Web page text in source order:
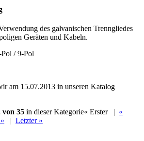
des galvanischen Trenngliedes
Geräten und Kabeln.
/ 9-Pol
am 15.07.2013 in unseren Katalog
von 35 in dieser Kategorie« Erster| «
| Letzter »